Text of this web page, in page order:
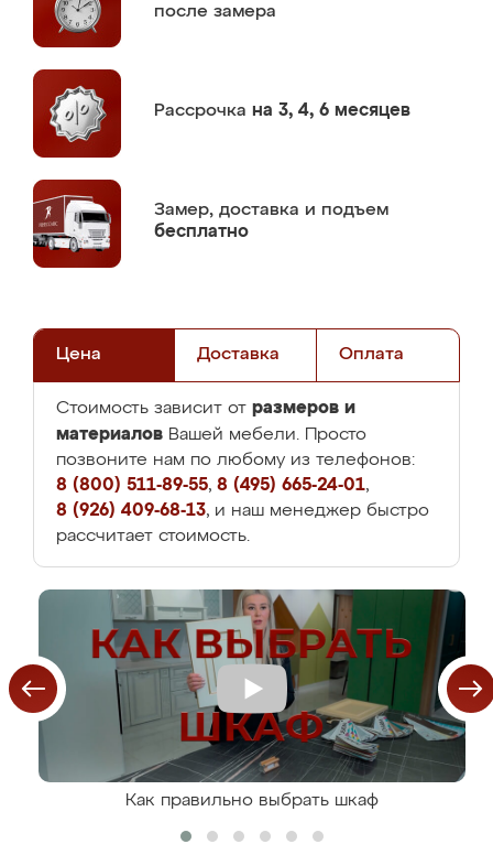
после замера
Рассрочка на 3, 4, 6 месяцев
Замер, доставка и подъем
бесплатно
Цена Доставка Оплата
Стоимость зависит от размеров и
материалов Вашей мебели. Просто
позвоните нам по любому из телефонов:
8 (800) 511-89-55, 8 (495) 665-24-01,
8 (926) 409-68-13, и наш менеджер быстро
рассчитает стоимость.
Как правильно выбрать шкаф